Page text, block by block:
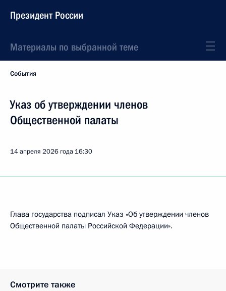
Президент России
Материалы по выбранной теме
События
Указ об утверждении членов
Общественной палаты
14 апреля 2026 года 16:30
Глава государства подписал Указ «Об утверждении членов
Общественной палаты Российской Федерации».
Смотрите также